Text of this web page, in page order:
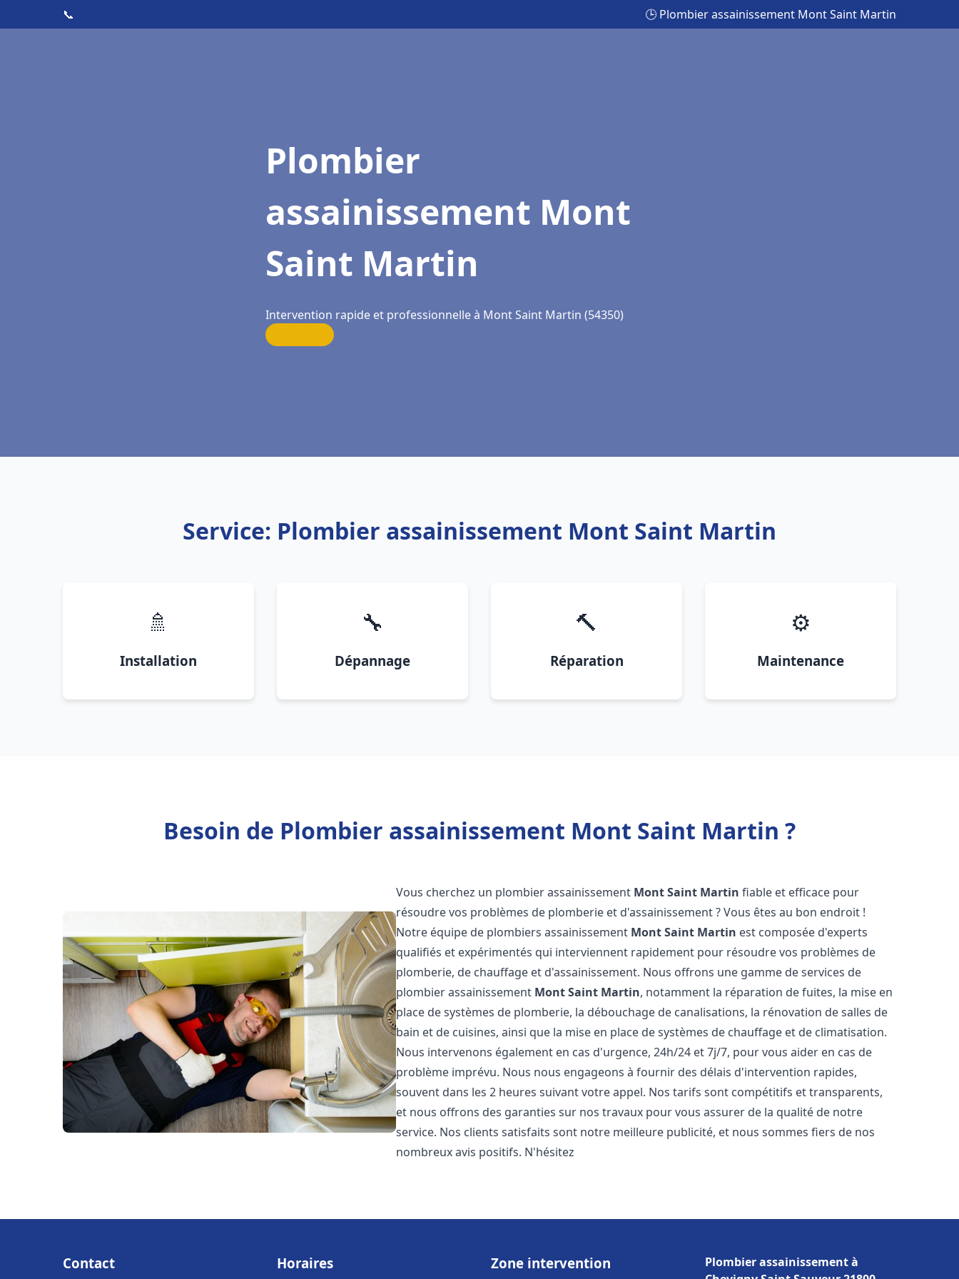
📞 🕒 Plombier assainissement Mont Saint Martin
Plombier
assainissement Mont
Saint Martin
Intervention rapide et professionnelle à Mont Saint Martin (54350)
Service: Plombier assainissement Mont Saint Martin
🚿
Installation
🔧
Dépannage
🔨
Réparation
⚙️
Maintenance
Besoin de Plombier assainissement Mont Saint Martin ?
Vous cherchez un plombier assainissement Mont Saint Martin fiable et efficace pour
résoudre vos problèmes de plomberie et d'assainissement ? Vous êtes au bon endroit !
Notre équipe de plombiers assainissement Mont Saint Martin est composée d'experts
qualifiés et expérimentés qui interviennent rapidement pour résoudre vos problèmes de
plomberie, de chauffage et d'assainissement. Nous offrons une gamme de services de
plombier assainissement Mont Saint Martin, notamment la réparation de fuites, la mise en
place de systèmes de plomberie, la débouchage de canalisations, la rénovation de salles de
bain et de cuisines, ainsi que la mise en place de systèmes de chauffage et de climatisation.
Nous intervenons également en cas d'urgence, 24h/24 et 7j/7, pour vous aider en cas de
problème imprévu. Nous nous engageons à fournir des délais d'intervention rapides,
souvent dans les 2 heures suivant votre appel. Nos tarifs sont compétitifs et transparents,
et nous offrons des garanties sur nos travaux pour vous assurer de la qualité de notre
service. Nos clients satisfaits sont notre meilleure publicité, et nous sommes fiers de nos
nombreux avis positifs. N'hésitez
Contact Horaires Zone intervention
Plombier assainissement à